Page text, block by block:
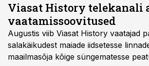
Viasat History telekanali
vaatamissoovitused
Augustis viib Viasat History vaatajad
salakäikudest maiade iidsetesse
maailmasõja kõige süngematesse